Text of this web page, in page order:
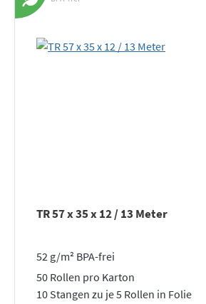
TR 57 x 35 x 12 / 13 Meter
52 g/m² BPA-frei
50 Rollen pro Karton
10 Stangen zu je 5 Rollen in Folie